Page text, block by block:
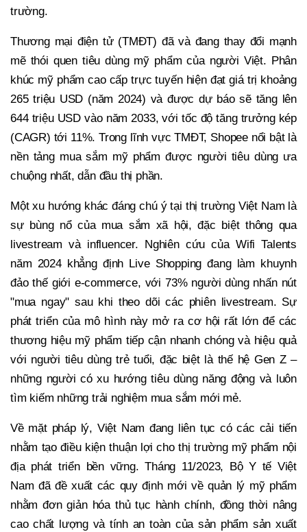
trường.
Thương mại điện tử (TMĐT) đã và đang thay đổi mạnh
mẽ thói quen tiêu dùng mỹ phẩm của người Việt. Phân
khúc mỹ phẩm cao cấp trực tuyến hiện đạt giá trị khoảng
265 triệu USD (năm 2024) và được dự báo sẽ tăng lên
644 triệu USD vào năm 2033, với tốc độ tăng trưởng kép
(CAGR) tới 11%. Trong lĩnh vực TMĐT, Shopee nổi bật là
nền tảng mua sắm mỹ phẩm được người tiêu dùng ưa
chuộng nhất, dẫn đầu thị phần.
Một xu hướng khác đáng chú ý tại thị trường Việt Nam là
sự bùng nổ của mua sắm xã hội, đặc biệt thông qua
livestream và influencer. Nghiên cứu của Wifi Talents
năm 2024 khẳng định Live Shopping đang làm khuynh
đảo thế giới e-commerce, với 73% người dùng nhấn nút
"mua ngay" sau khi theo dõi các phiên livestream. Sự
phát triển của mô hình này mở ra cơ hội rất lớn để các
thương hiệu mỹ phẩm tiếp cận nhanh chóng và hiệu quả
với người tiêu dùng trẻ tuổi, đặc biệt là thế hệ Gen Z –
những người có xu hướng tiêu dùng năng động và luôn
tìm kiếm những trải nghiệm mua sắm mới mẻ.
Về mặt pháp lý, Việt Nam đang liên tục có các cải tiến
nhằm tạo điều kiện thuận lợi cho thị trường mỹ phẩm nội
địa phát triển bền vững. Tháng 11/2023, Bộ Y tế Việt
Nam đã đề xuất các quy định mới về quản lý mỹ phẩm
nhằm đơn giản hóa thủ tục hành chính, đồng thời nâng
cao chất lượng và tính an toàn của sản phẩm sản xuất